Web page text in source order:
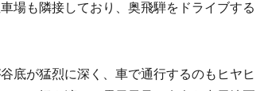
場も隣接しており、奥飛騨をドライブする
底が猛烈に深く、車で通行するのもヒヤヒ